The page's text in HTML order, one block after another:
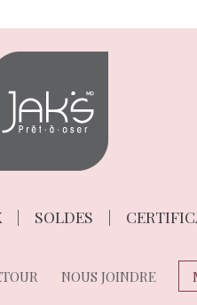
SOLDES
NOUS JOINDRE